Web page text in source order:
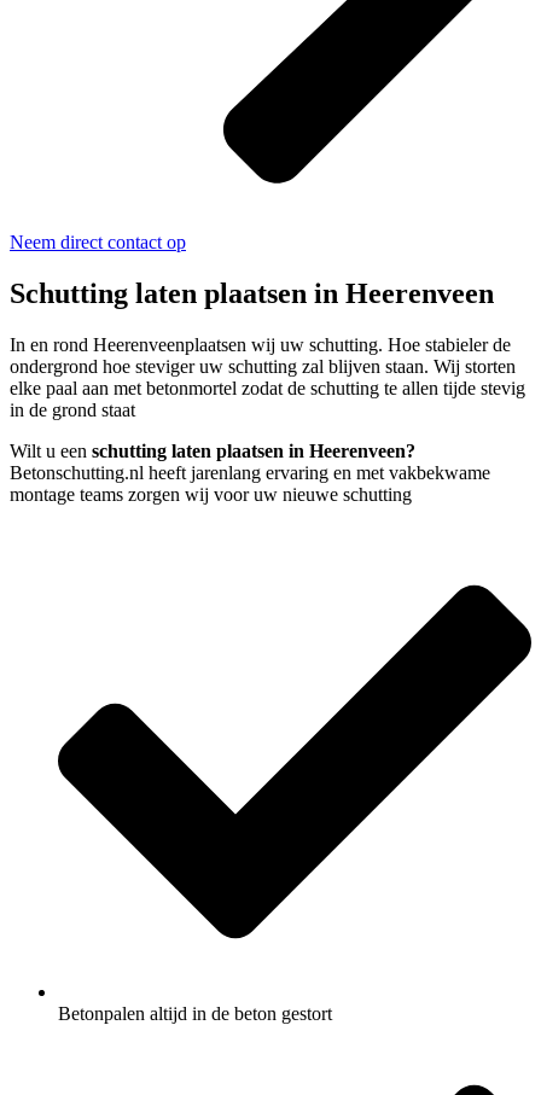
Neem direct contact op
Schutting laten plaatsen in Heerenveen
In en rond Heerenveenplaatsen wij uw schutting. Hoe stabieler de
ondergrond hoe steviger uw schutting zal blijven staan. Wij storten
elke paal aan met betonmortel zodat de schutting te allen tijde stevig
in de grond staat
Wilt u een schutting laten plaatsen in Heerenveen?
Betonschutting.nl heeft jarenlang ervaring en met vakbekwame
montage teams zorgen wij voor uw nieuwe schutting
Betonpalen altijd in de beton gestort